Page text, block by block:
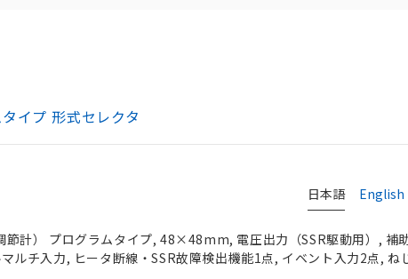
イプ 形式セレクタ
日本語 English
節計） プログラムタイプ, 48×48mm, 電圧出力（SSR駆動用）, 補
ルチ入力, ヒータ断線・SSR故障検出機能1点, イベント入力2点, ね